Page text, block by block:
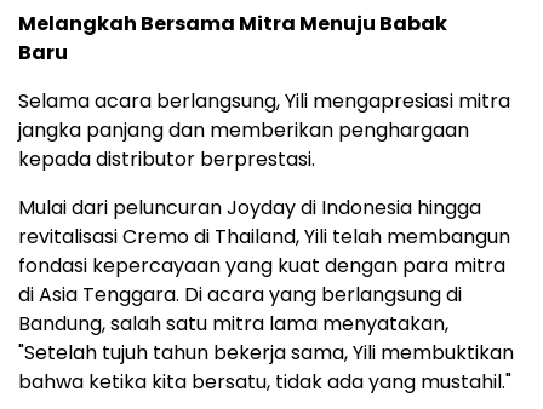
Melangkah Bersama Mitra Menuju Babak
Baru
Selama acara berlangsung, Yili mengapresiasi mitra
jangka panjang dan memberikan penghargaan
kepada distributor berprestasi.
Mulai dari peluncuran Joyday di Indonesia hingga
revitalisasi Cremo di Thailand, Yili telah membangun
fondasi kepercayaan yang kuat dengan para mitra
di Asia Tenggara. Di acara yang berlangsung di
Bandung, salah satu mitra lama menyatakan,
"Setelah tujuh tahun bekerja sama, Yili membuktikan
bahwa ketika kita bersatu, tidak ada yang mustahil."